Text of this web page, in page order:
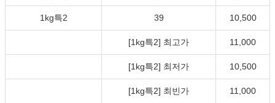
1kg특2 39 10,500
[1kg특2] 최고가 11,000
[1kg특2] 최저가 10,500
[1kg특2] 최빈가 11,000